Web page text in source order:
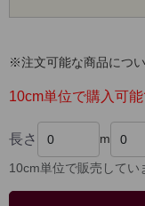
※注文可能な商品につ
10cm単位で購入可
長さ m
10cm単位で販売してい